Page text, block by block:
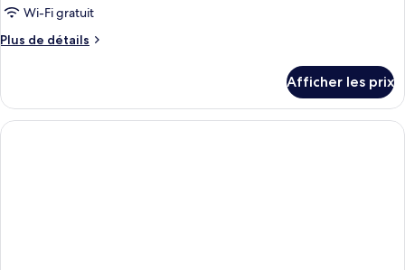
Wi-Fi gratuit
Plus de détails
Plus
Chambre
Afficher les prix